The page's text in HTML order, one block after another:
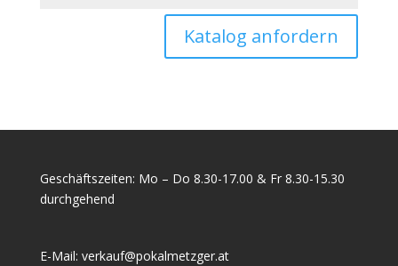
Katalog anfordern
Geschäftszeiten: Mo – Do 8.30-17.00 & Fr 8.30-15.30
durchgehend
E-Mail: verkauf@pokalmetzger.at